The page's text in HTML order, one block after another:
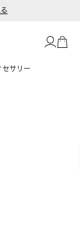
サリー